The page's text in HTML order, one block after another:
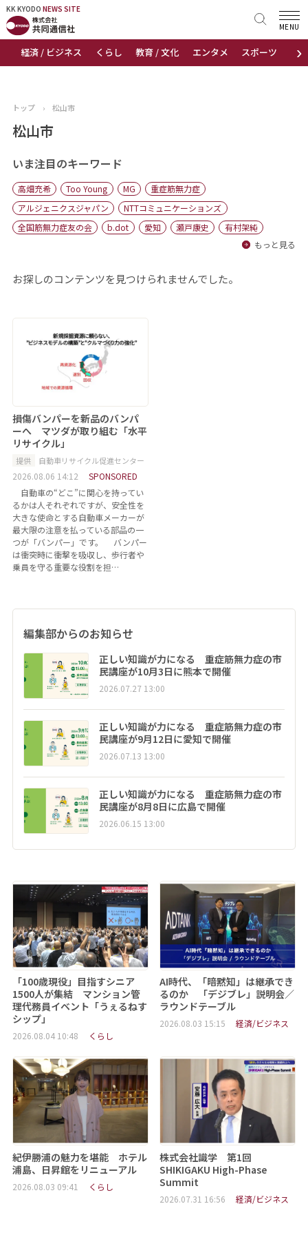
KK KYODO NEWS SITE
›
経済 / ビジネス くらし 教育 / 文化 エンタメ スポーツ 地域
MENU
KK KYODONEWS SITE
トップページ
ニュース
おすすめコンテンツ
出版物
会社概要
トップ › 松山市
松山市
いま注目のキーワード
高畑充希 Too Young MG
重症筋無力症
アルジェニクスジャパン
NTTコミュニケーションズ
全国筋無力症友の会
b.dot 愛知 瀬戸康史
有村架純
もっと見る
お探しのコンテンツを見つけられませんでした。
損傷バンパーを新品のバンパ
ーへ マツダが取り組む「水平
リサイクル」
提供 自動車リサイクル促進センター
2026.08.06 14:12
SPONSORED
自動車の“どこ”に関心を持ってい
るかは人それぞれですが、安全性を
大きな使命とする自動車メーカーが
最大限の注意を払っている部品の一
つが「バンパー」です。 バンパー
は衝突時に衝撃を吸収し、歩行者や
乗員を守る重要な役割を担…
編集部からのお知らせ
正しい知識が力になる 重症筋無力症の市
民講座が10月3日に熊本で開催
2026.07.27 13:00
正しい知識が力になる 重症筋無力症の市
民講座が9月12日に愛知で開催
2026.07.13 13:00
正しい知識が力になる 重症筋無力症の市
民講座が8月8日に広島で開催
2026.06.15 13:00
「100歳現役」目指すシニア
1500人が集結 マンション管
理代務員イベント「うぇるねす
シップ」
2026.08.04 10:48 くらし
AI時代、「暗黙知」は継承でき
るのか 「デジブレ」説明会／
ラウンドテーブル
2026.08.03 15:15 経済/ビジネス
紀伊勝浦の魅力を堪能 ホテル
浦島、日昇館をリニューアル
2026.08.03 09:41 くらし
株式会社識学 第1回
SHIKIGAKU High-Phase
Summit
2026.07.31 16:56 経済/ビジネス